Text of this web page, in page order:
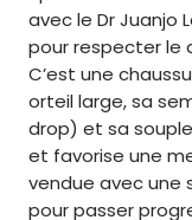
avec le Dr Juanjo
pour respecter le
C’est une
orteil large, sa
drop) et sa
et favorise une
vendue avec une
pour passer